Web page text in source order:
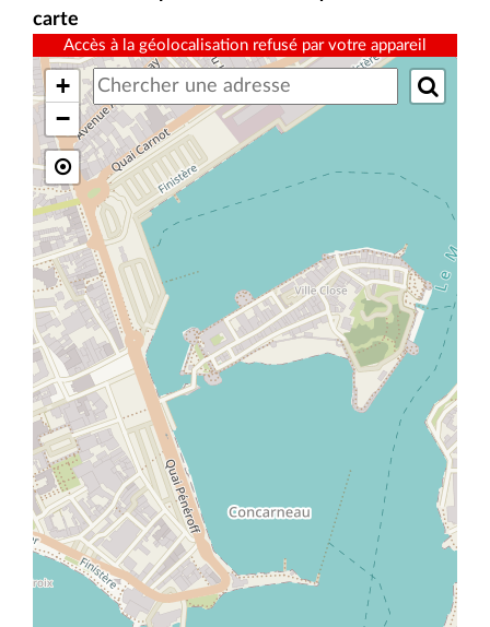
carte
Accès à la géolocalisation refusé par votre appareil
+
−

